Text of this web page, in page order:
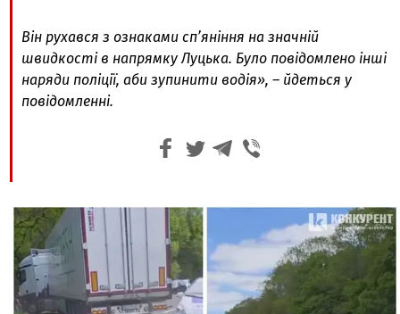
Він рухався з ознаками сп’яніння на значній
швидкості в напрямку Луцька. Було повідомлено інші
наряди поліції, аби зупинити водія», – йдеться у
повідомленні.